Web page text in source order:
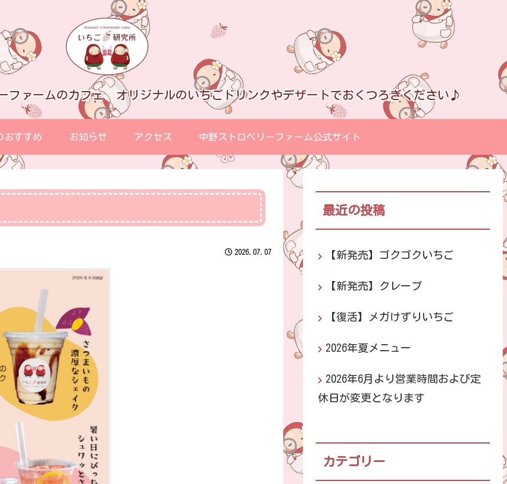
ファームのカフェ オリジナルのいちごドリンクやデザートでおくつろぎください♪
おすすめ お知らせ アクセス 中野ストロベリーファーム公式サイト
2026.07.07
最近の投稿
【新発売】ゴクゴクいちご
【新発売】クレープ
【復活】メガけずりいちご
2026年夏メニュー
2026年6月より営業時間および定
休日が変更となります
カテゴリー